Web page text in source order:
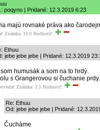
poqyno | Pridané: 12.3.2019 6:23
majú rovnaké práva ako
Známka: 10.0 Hodnotiť:
Ethuu
jebe jebe jebe | Pridané: 12.3.2019
humusák a som na to hrdý.
s Grangerovou si čuchanie prdy.
Známka: 3.3 Hodnotiť:
Re: Ethuu
Od: jebe jebe jebe | Pridané:
Čucháme